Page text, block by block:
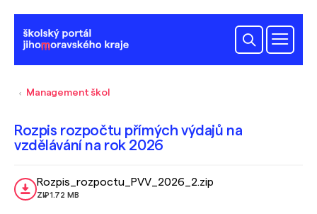
Management škol
Rozpis rozpočtu přímých výdajů na
vzdělávání na rok 2026
Rozpis_rozpoctu_PVV_2026_2.zip
ZIP1.72 MB